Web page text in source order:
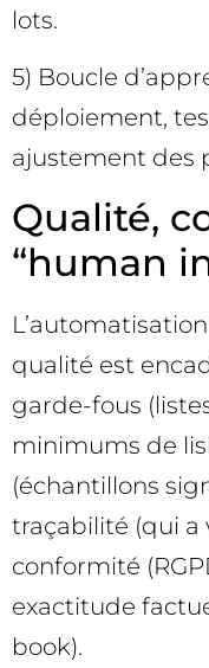
lots.
5) Boucle
déploiement,
ajustement des
Qualité,
“human
qualité est
garde-fous
minimums de
(échantillons
traçabilité (qui a
conformité
exactitude
book).